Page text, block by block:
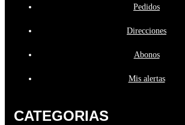
Pedidos
Direcciones
Abonos
Mis alertas
CATEGORIAS